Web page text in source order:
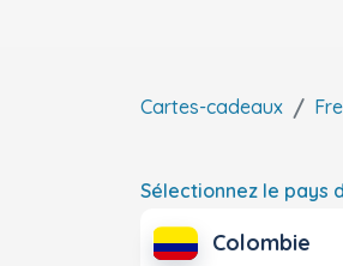
Cartes-cadeaux
Sélectionnez le pays
Colombie